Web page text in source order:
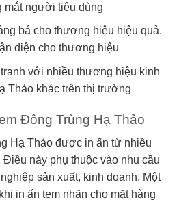
mắt người tiêu dùng
bá cho thương hiệu hiệu quả.
diện cho thương hiệu
với nhiều thương hiệu kinh
Thảo khác trên thị trường
Đông Trùng Hạ Thảo
Hạ Thảo được in ấn từ nhiều
Điều này phụ thuộc vào nhu cầu
sản xuất, kinh doanh. Một
in ấn tem nhãn cho mặt hàng